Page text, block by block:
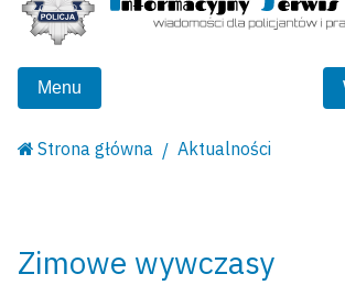
Menu
Strona główna Aktualności
Zimowe wywczasy